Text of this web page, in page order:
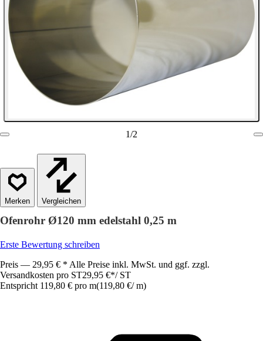
1/2
Vergleichen
Ofenrohr Ø120 mm edelstahl 0,25 m
Erste Bewertung schreiben
Preis — 29,95 € * Alle Preise inkl. MwSt. und ggf. zzgl.
Versandkosten pro ST29,95 €*/ ST
Entspricht 119,80 € pro m(119,80 €/ m)